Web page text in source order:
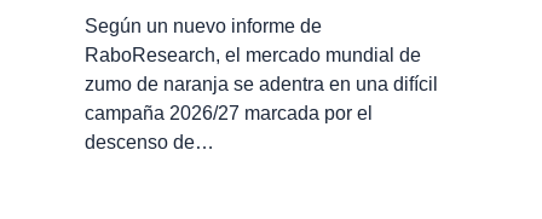
Según un nuevo informe de
RaboResearch, el mercado mundial de
zumo de naranja se adentra en una difícil
campaña 2026/27 marcada por el
descenso de…